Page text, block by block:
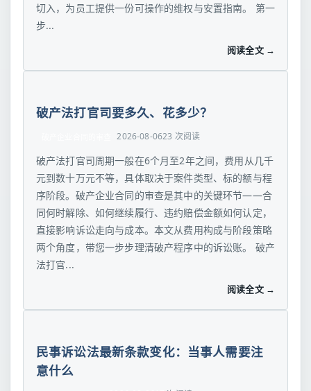
切入，为员工提供一份可操作的维权与安置指南。 第一
步...
阅读全文 →
破产法打官司要多久、花多少？
2026-08-0623 次阅读
破产法打官司周期一般在6个月至2年之间，费用从几千
元到数十万元不等，具体取决于案件类型、标的额与程
序阶段。破产企业合同的审查是其中的关键环节——合
同何时解除、如何继续履行、违约赔偿金额如何认定，
直接影响诉讼走向与成本。本文从费用构成与阶段策略
两个角度，带您一步步理清破产程序中的诉讼账。 破产
法打官...
阅读全文 →
民事诉讼法最新条款变化：当事人需要注
意什么